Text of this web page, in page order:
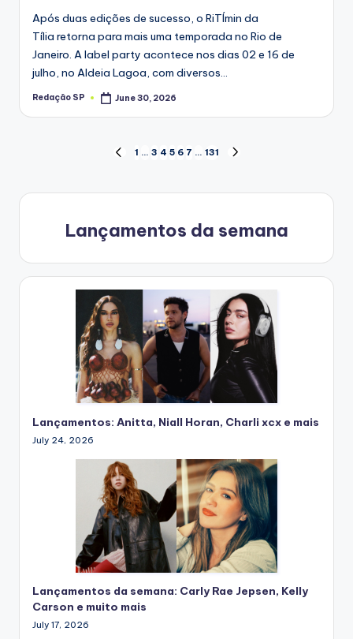
Após duas edições de sucesso, o RiTÍmin da
Tília retorna para mais uma temporada no Rio de
Janeiro. A label party acontece nos dias 02 e 16 de
julho, no Aldeia Lagoa, com diversos…
Posted
Redação SP June 30, 2026
navigation
PREVIOUS
1 … 3 4 5 6 7 … 131
Lançamentos da semana
Lançamentos: Anitta, Niall Horan, Charli xcx e mais
July 24, 2026
Lançamentos da semana: Carly Rae Jepsen, Kelly
Carson e muito mais
July 17, 2026